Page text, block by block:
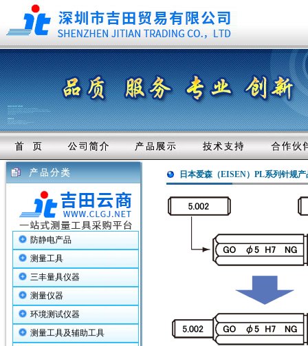
防静电产品
测量工具
三丰量具仪器
测量仪器
环境测试仪器
测量工具及辅助工具
日本爱森（EISEN）PL系列针规产